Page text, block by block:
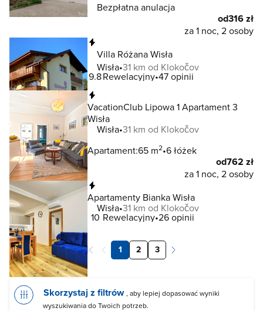
Bezpłatna anulacja
od316 zł
za 1 noc, 2 osoby
Villa Różana Wisła
Wisła 31 km od Klokočov
9.8Rewelacyjny 47 opinii
VacationClub Lipowa 1 Apartament 3
Wisła
Wisła 31 km od Klokočov
Apartament:65 m2 6 łóżek
od762 zł
za 1 noc, 2 osoby
Apartamenty Bianka Wisła
Wisła 31 km od Klokočov
10 Rewelacyjny 26 opinii
1 2 3
Skorzystaj z filtrów , aby lepiej dopasować wyniki
wyszukiwania do Twoich potrzeb.